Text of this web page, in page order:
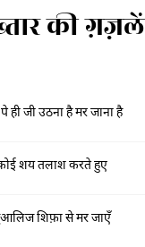
की ग़ज़लें
ही जी उठना है मर जाना है
शय तलाश करते हुए
शिफ़ा से मर जाएँ